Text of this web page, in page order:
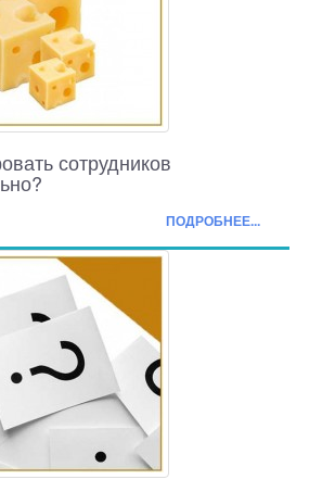
сотрудников
ПОДРОБНЕЕ...